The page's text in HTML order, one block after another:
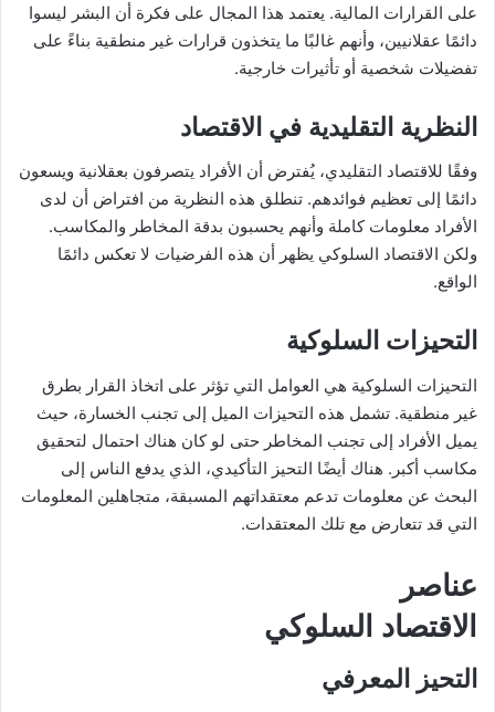
على القرارات المالية. يعتمد هذا المجال على فكرة أن البشر ليسوا
دائمًا عقلانيين، وأنهم غالبًا ما يتخذون قرارات غير منطقية بناءً على
تفضيلات شخصية أو تأثيرات خارجية.
النظرية التقليدية في الاقتصاد
وفقًا للاقتصاد التقليدي، يُفترض أن الأفراد يتصرفون بعقلانية ويسعون
دائمًا إلى تعظيم فوائدهم. تنطلق هذه النظرية من افتراض أن لدى
الأفراد معلومات كاملة وأنهم يحسبون بدقة المخاطر والمكاسب.
ولكن الاقتصاد السلوكي يظهر أن هذه الفرضيات لا تعكس دائمًا
الواقع.
التحيزات السلوكية
التحيزات السلوكية هي العوامل التي تؤثر على اتخاذ القرار بطرق
غير منطقية. تشمل هذه التحيزات الميل إلى تجنب الخسارة، حيث
يميل الأفراد إلى تجنب المخاطر حتى لو كان هناك احتمال لتحقيق
مكاسب أكبر. هناك أيضًا التحيز التأكيدي، الذي يدفع الناس إلى
البحث عن معلومات تدعم معتقداتهم المسبقة، متجاهلين المعلومات
التي قد تتعارض مع تلك المعتقدات.
عناصر
الاقتصاد السلوكي
التحيز المعرفي